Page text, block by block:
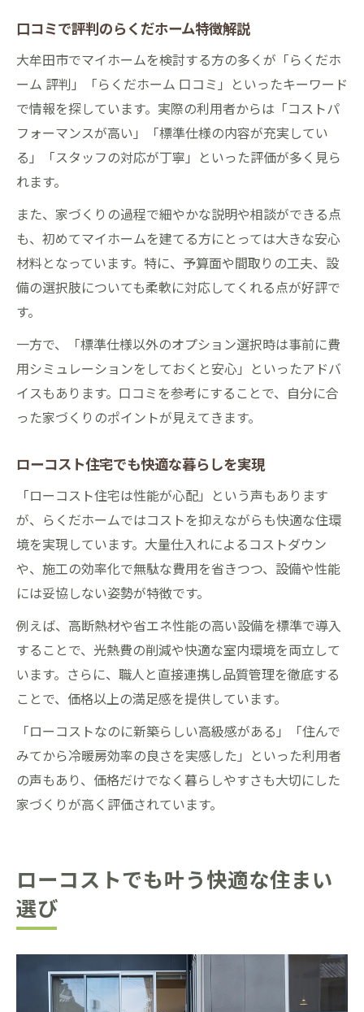
口コミで評判のらくだホーム特徴解説
大牟田市でマイホームを検討する方の多くが「らくだホ
ーム 評判」「らくだホーム 口コミ」といったキーワード
で情報を探しています。実際の利用者からは「コストパ
フォーマンスが高い」「標準仕様の内容が充実してい
る」「スタッフの対応が丁寧」といった評価が多く見ら
れます。
また、家づくりの過程で細やかな説明や相談ができる点
も、初めてマイホームを建てる方にとっては大きな安心
材料となっています。特に、予算面や間取りの工夫、設
備の選択肢についても柔軟に対応してくれる点が好評で
す。
一方で、「標準仕様以外のオプション選択時は事前に費
用シミュレーションをしておくと安心」といったアドバ
イスもあります。口コミを参考にすることで、自分に合
った家づくりのポイントが見えてきます。
ローコスト住宅でも快適な暮らしを実現
「ローコスト住宅は性能が心配」という声もあります
が、らくだホームではコストを抑えながらも快適な住環
境を実現しています。大量仕入れによるコストダウン
や、施工の効率化で無駄な費用を省きつつ、設備や性能
には妥協しない姿勢が特徴です。
例えば、高断熱材や省エネ性能の高い設備を標準で導入
することで、光熱費の削減や快適な室内環境を両立して
います。さらに、職人と直接連携し品質管理を徹底する
ことで、価格以上の満足感を提供しています。
「ローコストなのに新築らしい高級感がある」「住んで
みてから冷暖房効率の良さを実感した」といった利用者
の声もあり、価格だけでなく暮らしやすさも大切にした
家づくりが高く評価されています。
ローコストでも叶う快適な住まい
選び